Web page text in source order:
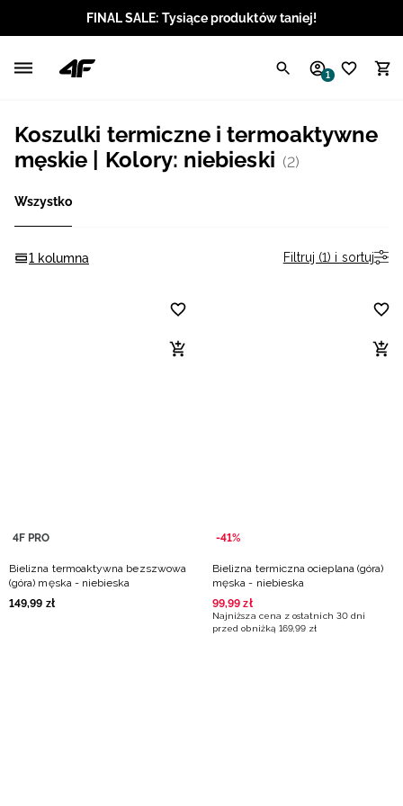
FINAL SALE: Tysiące produktów taniej!
1
Koszulki termiczne i termoaktywne
męskie | Kolory: niebieski (2)
Wszystko
1 kolumna Filtruj (1) i sortuj
4F PRO
Bielizna termoaktywna bezszwowa
(góra) męska - niebieska
149,99 zł
-41%
Bielizna termiczna ocieplana (góra)
męska - niebieska
99,99 zł
Najniższa cena z ostatnich 30 dni
przed obniżką 169,99 zł
Angielski / USD